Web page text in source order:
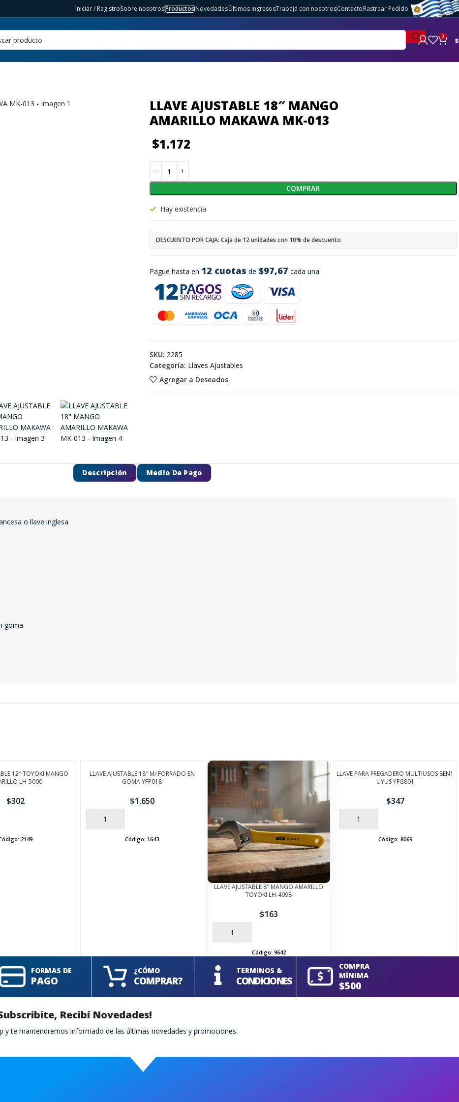
Iniciar / RegistroSobre nosotrosProductosNovedadesÚltimos ingresosTrabajá con nosotrosContactoRastrear Pedido
0 $
LLAVE AJUSTABLE 18″ MANGO
AMARILLO MAKAWA MK-013
$1.172
Pague hasta en 12 cuotas de $97,67 cada una.
Hay existencia
DESCUENTO POR CAJA: Caja de 12 unidades con 10% de descuento
COMPRAR
Agregar a Deseados
SKU: 2285
Categoría: Llaves Ajustables
Descripción Medio De Pago
o llave inglesa
goma
12″ TOYOKI MANGO
LH-5000
$302
2149
LLAVE AJUSTABLE 18″ M/ FORRADO EN
GOMA YFP018
$1.650
AÑADIR
Código:1643
LLAVE AJUSTABLE 8″ MANGO AMARILLO
TOYOKI LH-4998
$163
AÑADIR
Código: 9642
LLAVE PARA FREGADERO MULTIUSOS 8EN1
UYUS YFG801
$347
AÑADIR
Código: 8069
FORMAS DE
PAGO
¿CÓMO
COMPRAR?
TERMINOS &
CONDICIONES
COMPRA
MÍNIMA
$500
Recibí Novedades!
y te mantendremos informado de las últimas novedades y promociones.